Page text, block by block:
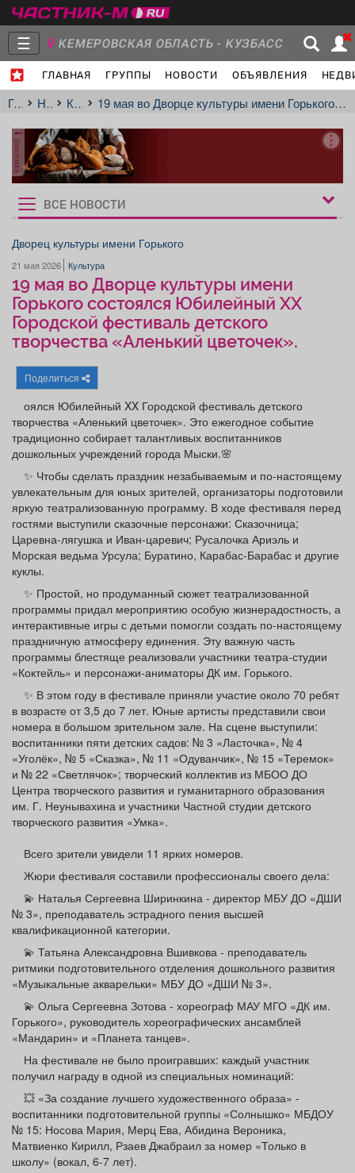
☰ КЕМЕРОВСКАЯ ОБЛАСТЬ - КУЗБАСС
ГЛАВНАЯ ГРУППЫ НОВОСТИ ОБЪЯВЛЕНИЯ
Главная
Группы Новости
Объявления Недвижимость Услуги
Афиша
Товары Поздравления
ТВ программа Я - пенсионер
ГлавнаяНовостиКультура19 мая во Дворце культуры имени Горького состоялся Юбилейный XX Городской фестиваль детского творчества «Аленький цветочек».
реклама
Рукбрики
новостей
ВСЕ НОВОСТИ
Дворец культуры имени Горького
21 мая 2026 Культура
19 мая во Дворце культуры имени
Горького состоялся Юбилейный XX
Городской фестиваль детского
творчества «Аленький цветочек».
Поделиться
оялся Юбилейный XX Городской фестиваль детского
творчества «Аленький цветочек». Это ежегодное событие
традиционно собирает талантливых воспитанников
дошкольных учреждений города Мыски.🌸
✨ Чтобы сделать праздник незабываемым и по‑настоящему
увлекательным для юных зрителей, организаторы подготовили
яркую театрализованную программу. В ходе фестиваля перед
гостями выступили сказочные персонажи: Сказочница;
Царевна‑лягушка и Иван‑царевич; Русалочка Ариэль и
Морская ведьма Урсула; Буратино, Карабас‑Барабас и другие
куклы.
✨ Простой, но продуманный сюжет театрализованной
программы придал мероприятию особую жизнерадостность, а
интерактивные игры с детьми помогли создать по‑настоящему
праздничную атмосферу единения. Эту важную часть
программы блестяще реализовали участники театра‑студии
«Коктейль» и персонажи‑аниматоры ДК им. Горького.
✨ В этом году в фестивале приняли участие около 70 ребят
в возрасте от 3,5 до 7 лет. Юные артисты представили свои
номера в большом зрительном зале. На сцене выступили:
воспитанники пяти детских садов: № 3 «Ласточка», № 4
«Уголёк», № 5 «Сказка», № 11 «Одуванчик», № 15 «Теремок»
и № 22 «Светлячок»; творческий коллектив из МБОО ДО
Центра творческого развития и гуманитарного образования
им. Г. Неунывахина и участники Частной студии детского
творческого развития «Умка».
Всего зрители увидели 11 ярких номеров.
Жюри фестиваля составили профессионалы своего дела:
💫 Наталья Сергеевна Ширинкина - директор МБУ ДО «ДШИ
№ 3», преподаватель эстрадного пения высшей
квалификационной категории.
💫 Татьяна Александровна Вшивкова - преподаватель
ритмики подготовительного отделения дошкольного развития
«Музыкальные акварельки» МБУ ДО «ДШИ № 3».
💫 Ольга Сергеевна Зотова - хореограф МАУ МГО «ДК им.
Горького», руководитель хореографических ансамблей
«Мандарин» и «Планета танцев».
На фестивале не было проигравших: каждый участник
получил награду в одной из специальных номинаций:
💥 «За создание лучшего художественного образа» -
воспитанники подготовительной группы «Солнышко» МБДОУ
№ 15: Носова Мария, Мерц Ева, Абидина Вероника,
Матвиенко Кирилл, Рзаев Джабраил за номер «Только в
школу» (вокал, 6-7 лет).